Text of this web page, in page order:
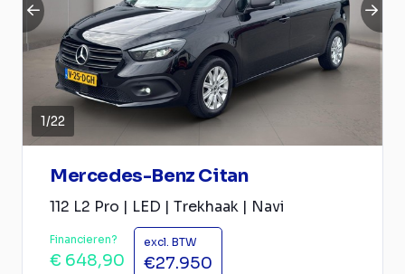
1/22
Mercedes-Benz Citan
112 L2 Pro | LED | Trekhaak | Navi
Financieren?
€ 648,90
excl. BTW
€27.950